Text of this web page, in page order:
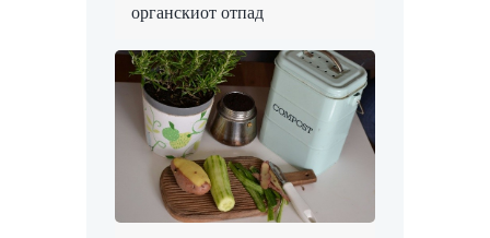
органскиот отпад